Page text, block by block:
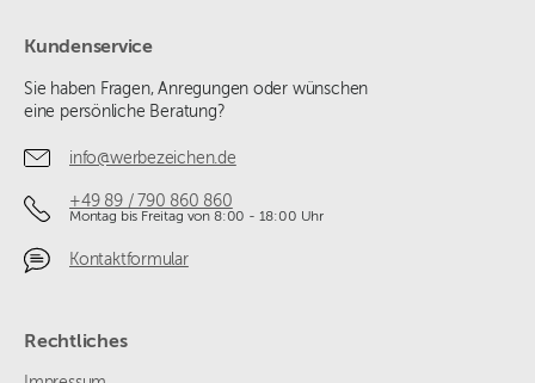
Kundenservice
Sie haben Fragen, Anregungen oder wünschen
eine persönliche Beratung?
info@werbezeichen.de
+49 89 / 790 860 860
Montag bis Freitag von 8:00 - 18:00 Uhr
Kontaktformular
Rechtliches